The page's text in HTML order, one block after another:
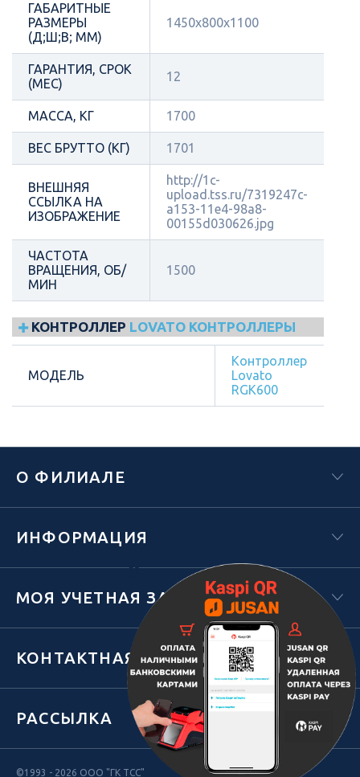
ГАБАРИТНЫЕ
РАЗМЕРЫ
(Д;Ш;В; ММ)
1450х800х1100
ГАРАНТИЯ, СРОК
(МЕС)
12
МАССА, КГ 1700
ВЕС БРУТТО (КГ) 1701
ВНЕШНЯЯ
ССЫЛКА НА
ИЗОБРАЖЕНИЕ
http://1c-
upload.tss.ru/7319247c-
a153-11e4-98a8-
00155d030626.jpg
ЧАСТОТА
ВРАЩЕНИЯ, ОБ/
МИН
1500
КОНТРОЛЛЕР LOVATO КОНТРОЛЛЕРЫ
МОДЕЛЬ
Контроллер
Lovato
RGK600
Х
О ФИЛИАЛЕ
ИНФОРМАЦИЯ
МОЯ УЧЕТНАЯ ЗАПИСЬ
КОНТАКТНАЯ ИНФОРМАЦИЯ
РАССЫЛКА
©1993 - 2026 ООО "ГК ТСС"